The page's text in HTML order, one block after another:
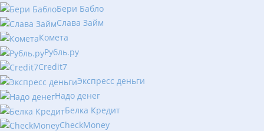
Бери Бабло
Слава Займ
Комета
Рубль.ру
Сredit7
Экспресс деньги
Надо денег
Белка Кредит
CheckMoney